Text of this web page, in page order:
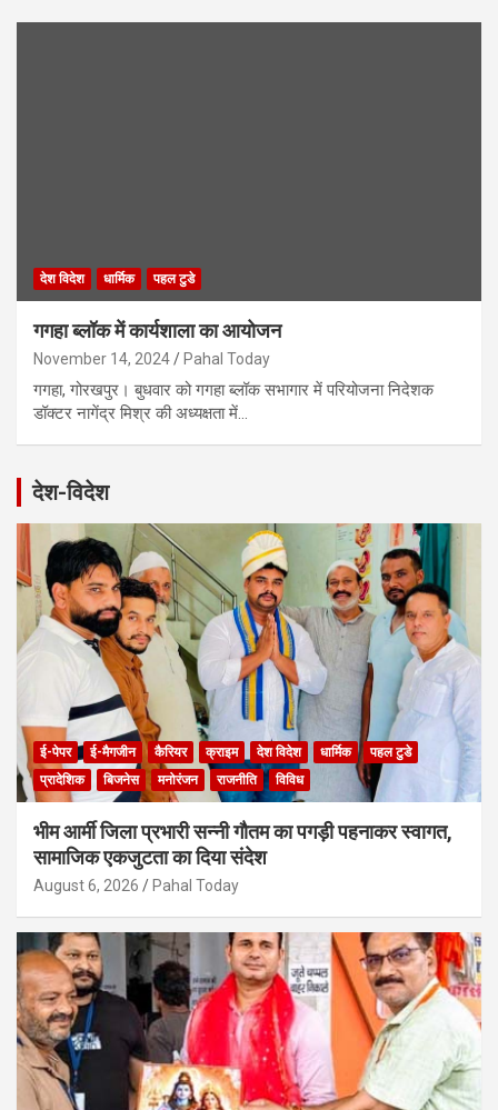
देश विदेश धार्मिक पहल टुडे
गगहा ब्लॉक में कार्यशाला का आयोजन
November 14, 2024 Pahal Today
गगहा, गोरखपुर। बुधवार को गगहा ब्लॉक सभागार में परियोजना निदेशक
डॉक्टर नागेंद्र मिश्र की अध्यक्षता में…
देश-विदेश
ई-पेपर ई-मैगजीन कैरियर क्राइम देश विदेश धार्मिक
पहल टुडे
प्रादेशिक
बिजनेस मनोरंजन राजनीति विविध
भीम आर्मी जिला प्रभारी सन्नी गौतम का पगड़ी पहनाकर स्वागत,
सामाजिक एकजुटता का दिया संदेश
August 6, 2026 Pahal Today